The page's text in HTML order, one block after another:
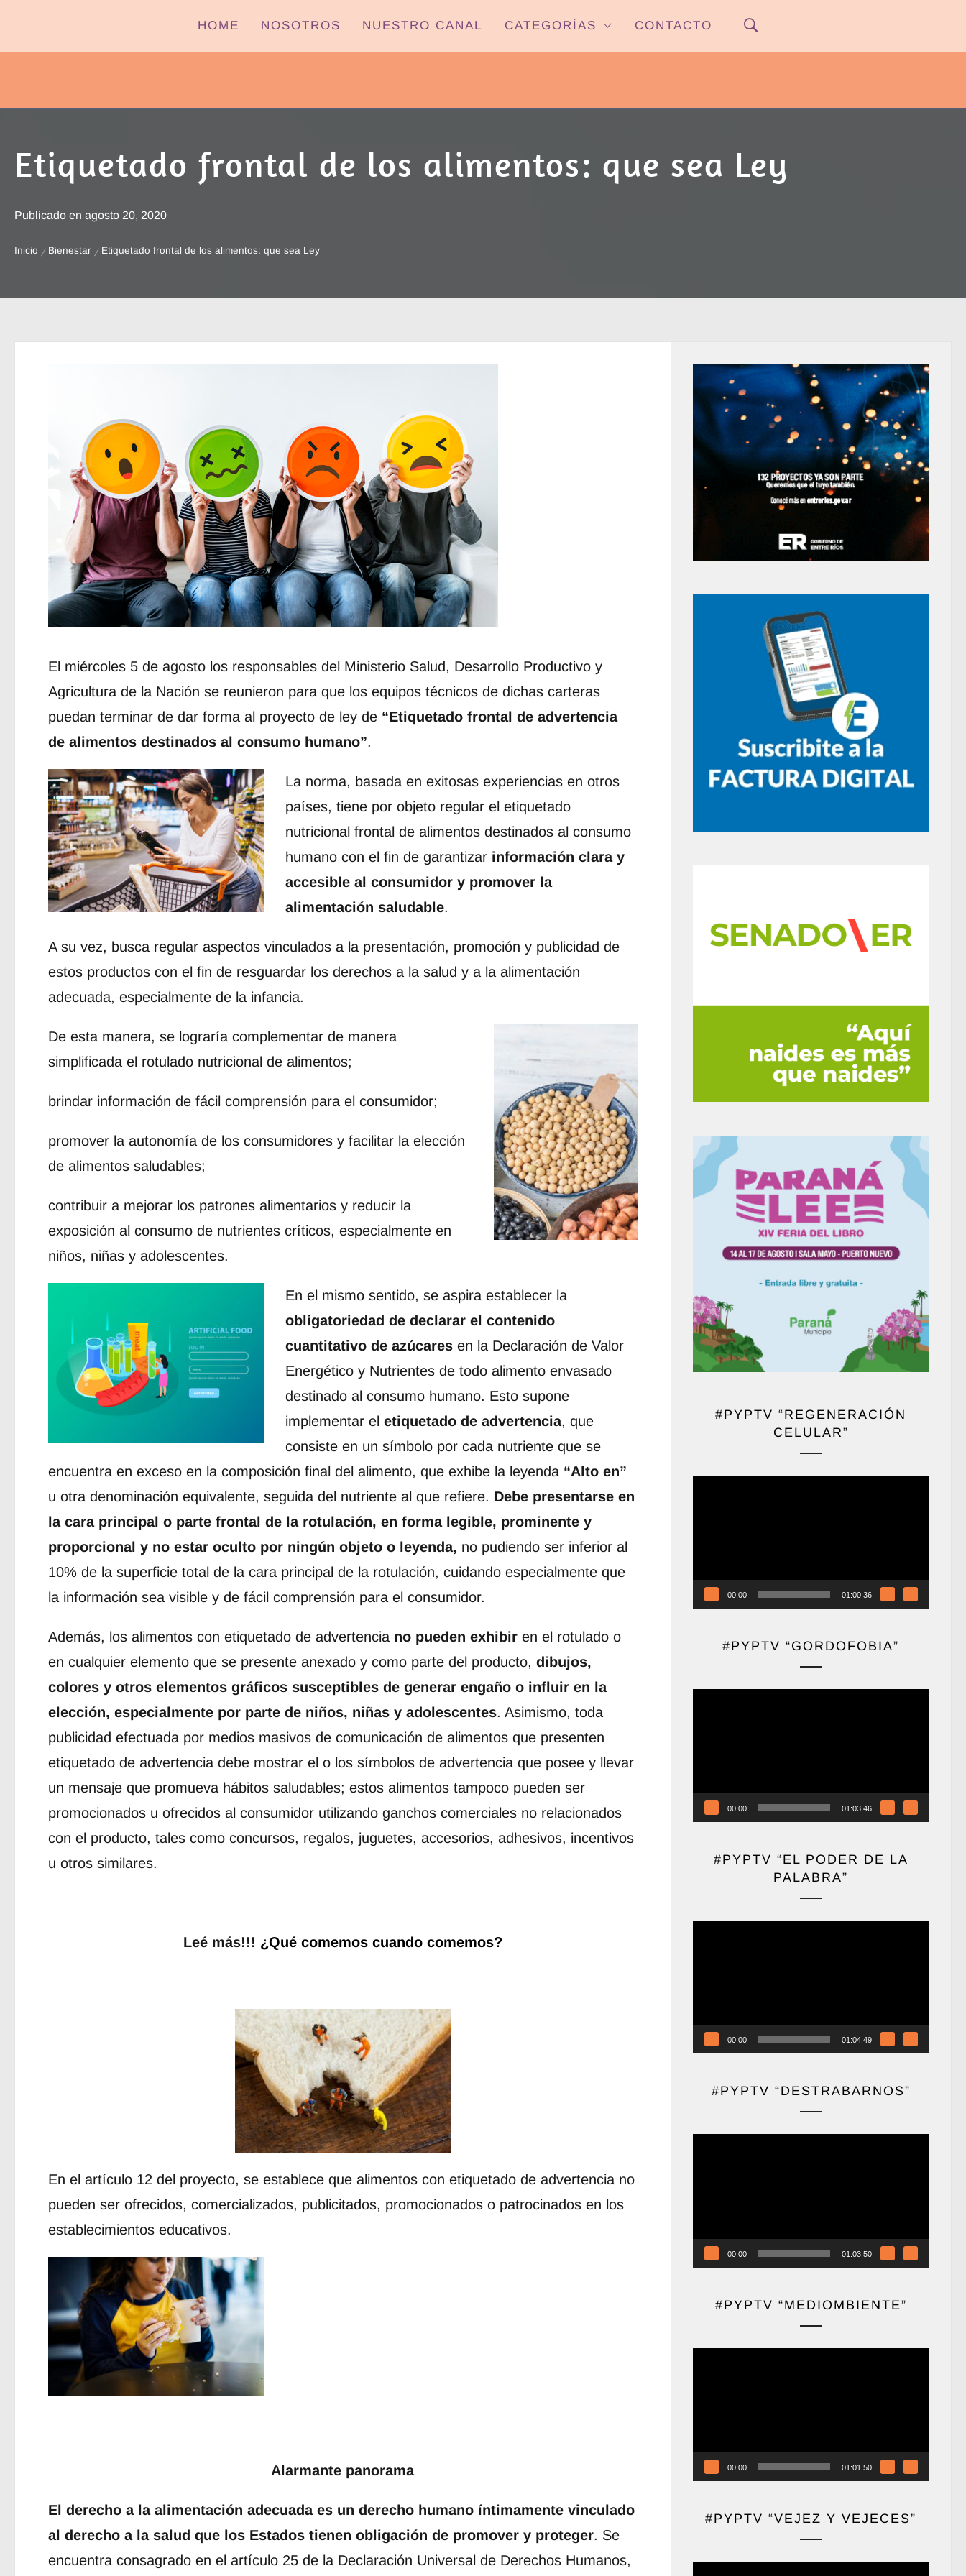
HOME NOSOTROS NUESTRO CANAL CATEGORÍAS CONTACTO
PYP NEWS
Etiquetado frontal de los alimentos: que sea Ley
Publicado en agosto 20, 2020
Inicio Bienestar Etiquetado frontal de los alimentos: que sea Ley
El miércoles 5 de agosto los responsables del Ministerio Salud, Desarrollo Productivo y
Agricultura de la Nación se reunieron para que los equipos técnicos de dichas carteras
puedan terminar de dar forma al proyecto de ley de “Etiquetado frontal de advertencia
de alimentos destinados al consumo humano”.
La norma, basada en exitosas experiencias en otros
países, tiene por objeto regular el etiquetado
nutricional frontal de alimentos destinados al consumo
humano con el fin de garantizar información clara y
accesible al consumidor y promover la
alimentación saludable.
A su vez, busca regular aspectos vinculados a la presentación, promoción y publicidad de
estos productos con el fin de resguardar los derechos a la salud y a la alimentación
adecuada, especialmente de la infancia.
De esta manera, se lograría complementar de manera
simplificada el rotulado nutricional de alimentos;
brindar información de fácil comprensión para el consumidor;
promover la autonomía de los consumidores y facilitar la elección
de alimentos saludables;
contribuir a mejorar los patrones alimentarios y reducir la
exposición al consumo de nutrientes críticos, especialmente en
niños, niñas y adolescentes.
En el mismo sentido, se aspira establecer la
obligatoriedad de declarar el contenido
cuantitativo de azúcaresen la Declaración de Valor
Energético y Nutrientes de todo alimento envasado
destinado al consumo humano. Esto supone
implementar el etiquetado de advertencia, que
consiste en un símbolo por cada nutriente que se
encuentra en exceso en la composición final del alimento, que exhibe la leyenda “Alto en”
u otra denominación equivalente, seguida del nutriente al que refiere. Debe presentarse en
la cara principal o parte frontal de la rotulación, en forma legible, prominente y
proporcional y no estar oculto por ningún objeto o leyenda, no pudiendo ser inferior al
10% de la superficie total de la cara principal de la rotulación, cuidando especialmente que
la información sea visible y de fácil comprensión para el consumidor.
Además, los alimentos con etiquetado de advertencia no pueden exhibiren el rotulado o
en cualquier elemento que se presente anexado y como parte del producto, dibujos,
colores y otros elementos gráficos susceptibles de generar engaño o influir en la
elección, especialmente por parte de niños, niñas y adolescentes. Asimismo, toda
publicidad efectuada por medios masivos de comunicación de alimentos que presenten
etiquetado de advertencia debe mostrar el o los símbolos de advertencia que posee y llevar
un mensaje que promueva hábitos saludables; estos alimentos tampoco pueden ser
promocionados u ofrecidos al consumidor utilizando ganchos comerciales no relacionados
con el producto, tales como concursos, regalos, juguetes, accesorios, adhesivos, incentivos
u otros similares.
Leé más!!! ¿Qué comemos cuando comemos?
En el artículo 12 del proyecto, se establece que alimentos con etiquetado de advertencia no
pueden ser ofrecidos, comercializados, publicitados, promocionados o patrocinados en los
establecimientos educativos.
Alarmante panorama
El derecho a la alimentación adecuada es un derecho humano íntimamente vinculado
al derecho a la salud que los Estados tienen obligación de promover y proteger. Se
encuentra consagrado en el artículo 25 de la Declaración Universal de Derechos Humanos,
#PYPTV “REGENERACIÓN
CELULAR”
00:00 01:00:36
#PYPTV “GORDOFOBIA”
00:00 01:03:46
#PYPTV “EL PODER DE LA
PALABRA”
00:00 01:04:49
#PYPTV “DESTRABARNOS”
00:00 01:03:50
#PYPTV “MEDIOMBIENTE”
00:00 01:01:50
#PYPTV “VEJEZ Y VEJECES”